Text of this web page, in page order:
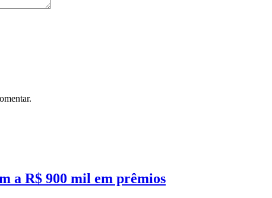
a R$ 900 mil em prêmios